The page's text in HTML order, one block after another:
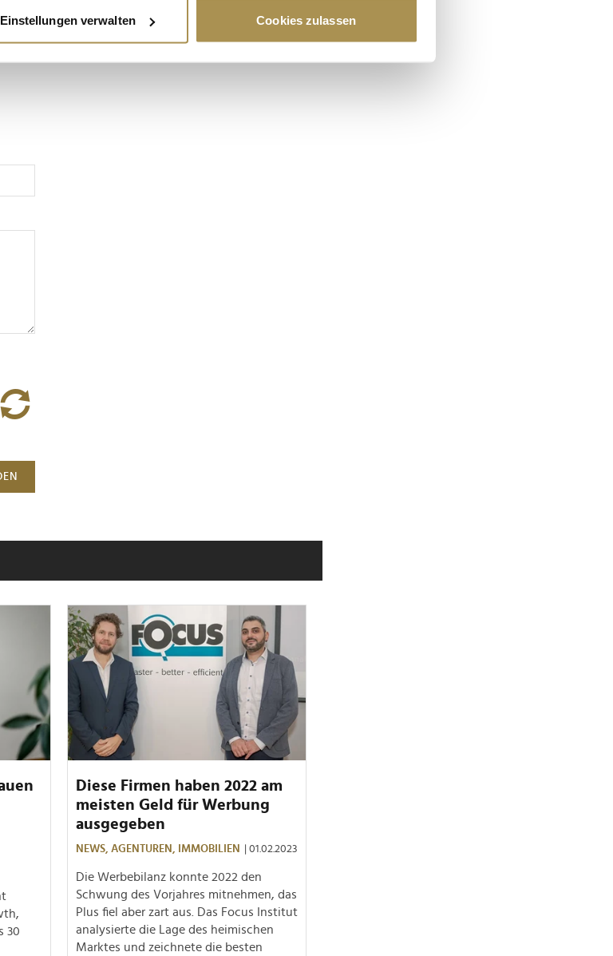
Daten verarbeitet werden, und legen Sie Ihre Präferenzen im
Außerdem geben wir Informationen zu Ihrer Verwendung unserer
Einstellungen verwalten Cookies zulassen
30
Diese Firmen haben 2022 am
meisten Geld für Werbung
ausgegeben
NEWS, AGENTUREN, IMMOBILIEN | 01.02.2023
Die Werbebilanz konnte 2022 den
Schwung des Vorjahres mitnehmen, das
Plus fiel aber zart aus. Das Focus Institut
analysierte die Lage des heimischen
Marktes und zeichnete die besten